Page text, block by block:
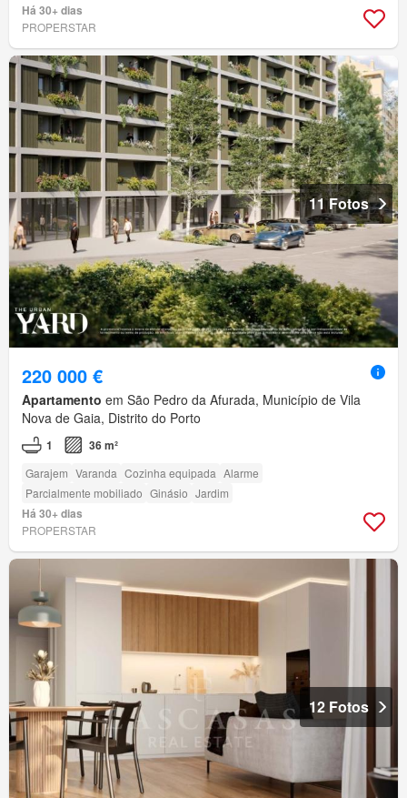
Há 30+ dias
PROPERSTAR
11 Fotos
220 000 €
Apartamento em São Pedro da Afurada, Município de Vila
Nova de Gaia, Distrito do Porto
1 36 m²
Garajem Varanda Cozinha equipada Alarme
Parcialmente mobiliado Ginásio Jardim
Há 30+ dias
PROPERSTAR
12 Fotos